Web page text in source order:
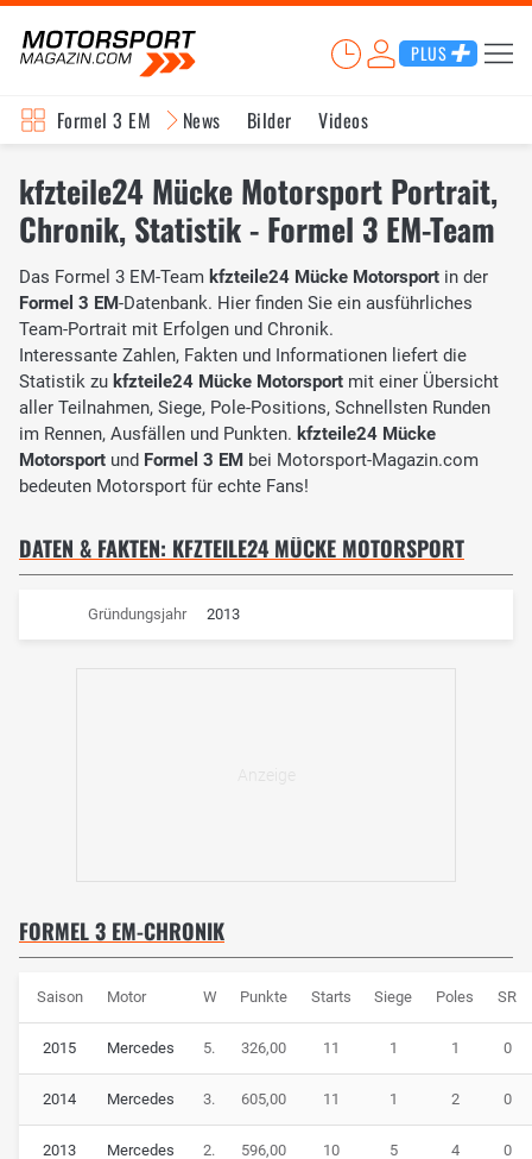
PLUS
Formel 3 EM News Bilder Videos
kfzteile24 Mücke Motorsport Portrait,
Chronik, Statistik - Formel 3 EM-Team
Das Formel 3 EM-Team kfzteile24 Mücke Motorsport in der
Formel 3 EM-Datenbank. Hier finden Sie ein ausführliches
Team-Portrait mit Erfolgen und Chronik.
Interessante Zahlen, Fakten und Informationen liefert die
Statistik zu kfzteile24 Mücke Motorsport mit einer Übersicht
aller Teilnahmen, Siege, Pole-Positions, Schnellsten Runden
im Rennen, Ausfällen und Punkten. kfzteile24 Mücke
Motorsport und Formel 3 EM bei Motorsport-Magazin.com
bedeuten Motorsport für echte Fans!
DATEN & FAKTEN: KFZTEILE24 MÜCKE MOTORSPORT
Gründungsjahr 2013
FORMEL 3 EM-CHRONIK
Saison Motor W Punkte Starts Siege Poles SR
2015 Mercedes 5. 326,00 11 1 1 0
2014 Mercedes 3. 605,00 11 1 2 0
2013 Mercedes 2. 596,00 10 5 4 0